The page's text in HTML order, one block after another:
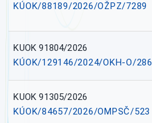
KÚOK/88189/2026/OŽPZ/7289
KUOK 91804/2026
KÚOK/129146/2024/OKH-O/286
KUOK 91305/2026
KÚOK/84657/2026/OMPSČ/523